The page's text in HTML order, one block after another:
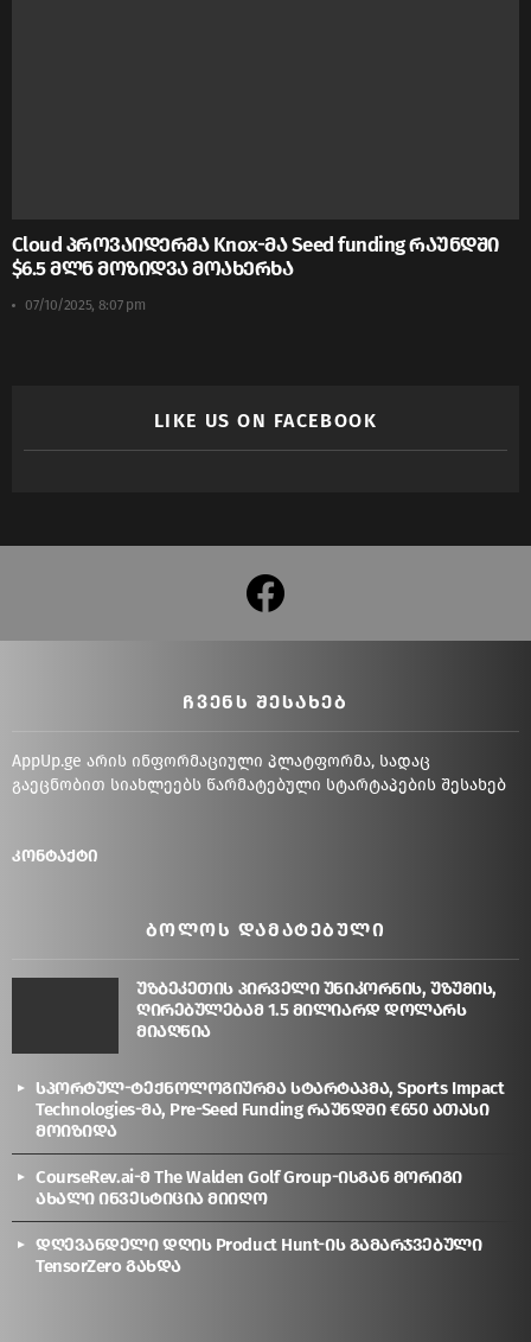
Cloud პროვაიდერმა Knox-მა Seed funding რაუნდში
$6.5 მლნ მოზიდვა მოახერხა
07/10/2025, 8:07 pm
LIKE US ON FACEBOOK
facebook
ᲩᲕᲔᲜᲡ ᲨᲔᲡᲐᲮᲔᲑ
AppUp.ge არის ინფორმაციული პლატფორმა, სადაც
გაეცნობით სიახლეებს წარმატებული სტარტაპების შესახებ
კონტაქტი
ᲑᲝᲚᲝᲡ ᲓᲐᲛᲐᲢᲔᲑᲣᲚᲘ
უზბეკეთის პირველი უნიკორნის, უზუმის,
ღირებულებამ 1.5 მილიარდ დოლარს
მიაღწია
სპორტულ-ტექნოლოგიურმა სტარტაპმა, Sports Impact
Technologies-მა, Pre-Seed Funding რაუნდში €650 ათასი
მოიზიდა
CourseRev.ai-მ The Walden Golf Group-ისგან მორიგი
ახალი ინვესტიცია მიიღო
დღევანდელი დღის Product Hunt-ის გამარჯვებული
TensorZero გახდა